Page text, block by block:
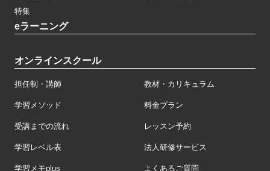
特集
eラーニング
オンラインスクール
担任制・講師 教材・カリキュラム
学習メソッド 料金プラン
受講までの流れ レッスン予約
学習レベル表 法人研修サービス
学習メモplus よくあるご質問